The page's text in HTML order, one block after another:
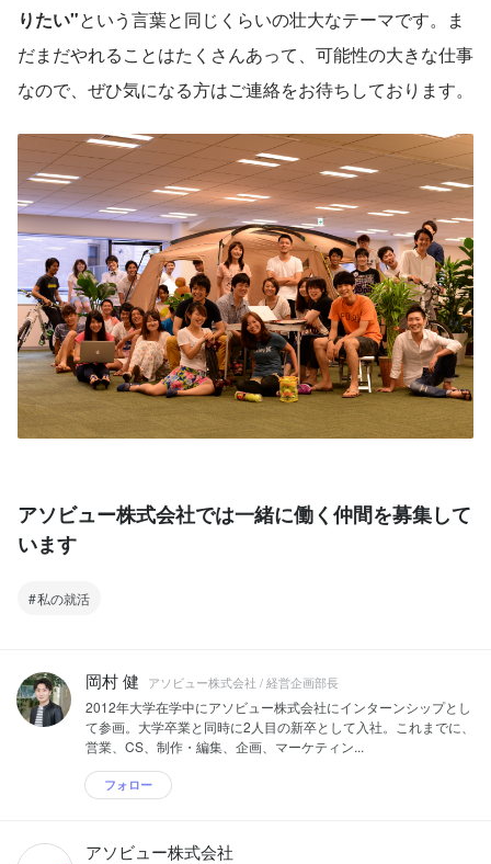
りたい"という言葉と同じくらいの壮大なテーマです。ま
だまだやれることはたくさんあって、可能性の大きな仕事
なので、ぜひ気になる方はご連絡をお待ちしております。
アソビュー株式会社では一緒に働く仲間を募集して
います
私の就活
岡村 健 アソビュー株式会社 / 経営企画部長
2012年大学在学中にアソビュー株式会社にインターンシップとし
て参画。大学卒業と同時に2人目の新卒として入社。これまでに、
営業、CS、制作・編集、企画、マーケティン...
フォロー
アソビュー株式会社